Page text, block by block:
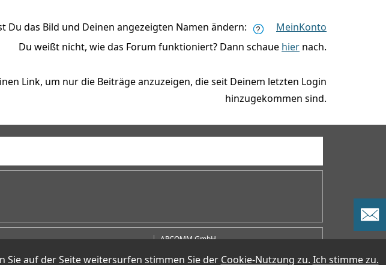
Sie auf der Seite weitersurfen stimmen Sie der Cookie-Nutzung zu. Ich stimme zu.
MeinKonto
Du das Bild und Deinen angezeigten Namen ändern:
Du weißt nicht, wie das Forum funktioniert? Dann schaue hier nach.
Link, um nur die Beiträge anzuzeigen, die seit Deinem letzten Login
hinzugekommen sind.
ARCOMM GmbH
D-12487 Berlin